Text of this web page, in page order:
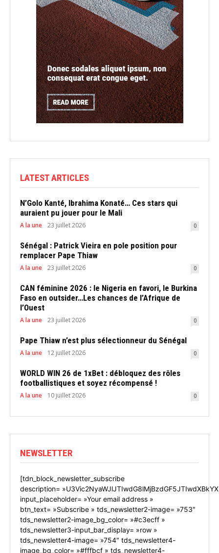
LATEST ARTICLES
N’Golo Kanté, Ibrahima Konaté… Ces stars qui
auraient pu jouer pour le Mali
A la une 23 juillet 2026 0
Sénégal : Patrick Vieira en pole position pour
remplacer Pape Thiaw
A la une 23 juillet 2026 0
CAN féminine 2026 : le Nigeria en favori, le Burkina
Faso en outsider…Les chances de l’Afrique de
l’Ouest
A la une 23 juillet 2026 0
Pape Thiaw n’est plus sélectionneur du Sénégal
A la une 12 juillet 2026 0
WORLD WIN 26 de 1xBet : débloquez des rôles
footballistiques et soyez récompensé !
A la une 10 juillet 2026 0
NEWSLETTER
[tdn_block_newsletter_subscribe
description=
input_placeholder= »Your email address »
btn_text= »Subscribe » tds_newsletter2-image= »753″
tds_newsletter2-image_bg_color= »#c3ecff »
tds_newsletter3-input_bar_display= »row »
tds_newsletter4-image= »754″ tds_newsletter4-
image_bg_color= »#fffbcf » tds_newsletter4-